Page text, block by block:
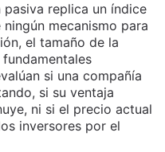
replica un índice
mecanismo para
el tamaño de la
si una compañía
si su ventaja
ni si el precio actual
inversores por el